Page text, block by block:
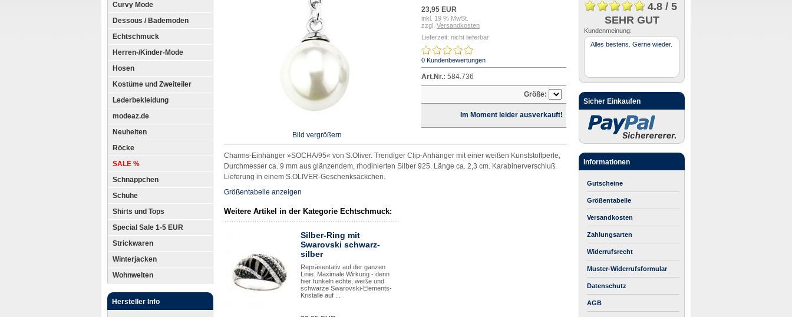
Curvy Mode
Dessous / Bademoden
Echtschmuck
Herren-/Kinder-Mode
Hosen
Kostüme und Zweiteiler
Lederbekleidung
modeaz.de
Neuheiten
Röcke
SALE %
Schnäppchen
Schuhe
Shirts und Tops
Special Sale 1-5 EUR
Strickwaren
Winterjacken
Wohnwelten
Hersteller Info
Bild vergrößern
23,95 EUR
inkl. 19 % MwSt.
zzgl. Versandkosten
Lieferzeit: nicht lieferbar
0 Kundenbewertungen
Art.Nr.: 584.736
Größe:
Im Moment leider ausverkauft!
Charms-Einhänger »SOCHA/95« von S.Oliver. Trendiger Clip-Anhänger mit einer weißen Kunststoffperle,
Durchmesser ca. 9 mm aus glänzendem, rhodinierten Silber 925. Länge ca. 2,3 cm. Karabinerverschluß.
Lieferung in einem S.OLIVER-Geschenksäckchen.
Größentabelle anzeigen
Weitere Artikel in der Kategorie Echtschmuck:
Silber-Ring mit
Swarovski schwarz-
silber
Repräsentativ auf der ganzen
Linie. Maximale Wirkung - denn
hier funkeln echte, weiße und
schwarze Swarovski-Elements-
Kristalle auf ...
4.8 / 5
SEHR GUT
Kundenmeinung:
Alles bestens. Gerne wieder.
Sicher Einkaufen
Informationen
Gutscheine
Größentabelle
Versandkosten
Zahlungsarten
Widerrufsrecht
Muster-Widerrufsformular
Datenschutz
AGB